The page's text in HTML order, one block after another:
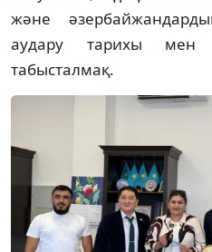
және
аудару тарихы мен
табысталмақ.